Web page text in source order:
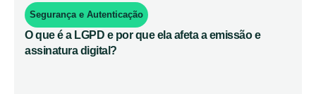
Segurança e Autenticação
O que é a LGPD e por que ela afeta a emissão e
assinatura digital?